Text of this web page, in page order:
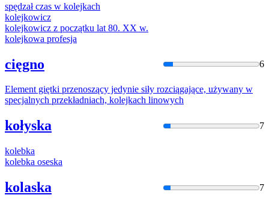
spędzał czas w kolejkach
kolejkowicz
kolejkowicz z początku lat 80. XX w.
kolejkowa profesja
cięgno 6
Element giętki przenoszący jedynie siły rozciągające, używany w
specjalnych przekładniach, kolejkach linowych
kołyska 7
kolebka
kolebka oseska
kolaska 7